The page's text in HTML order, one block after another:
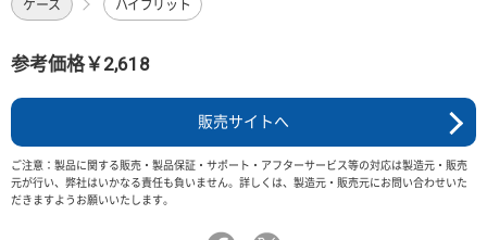
ケース ハイブリット
参考価格￥2,618
販売サイトへ
ご注意：製品に関する販売・製品保証・サポート・アフターサービス等の対応は製造元・販売
元が行い、弊社はいかなる責任も負いません。詳しくは、製造元・販売元にお問い合わせいた
だきますようお願いいたします。